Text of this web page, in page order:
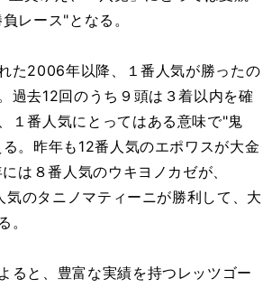
レース"となる。
た2006年以降、１番人気が勝ったの
過去12回のうち９頭は３着以内を確
１番人気にとってはある意味で"鬼
。昨年も12番人気のエポワスが大金
は８番人気のウキヨノカゼが、
のタニノマティーニが勝利して、大
。
ると、豊富な実績を持つレッツゴー